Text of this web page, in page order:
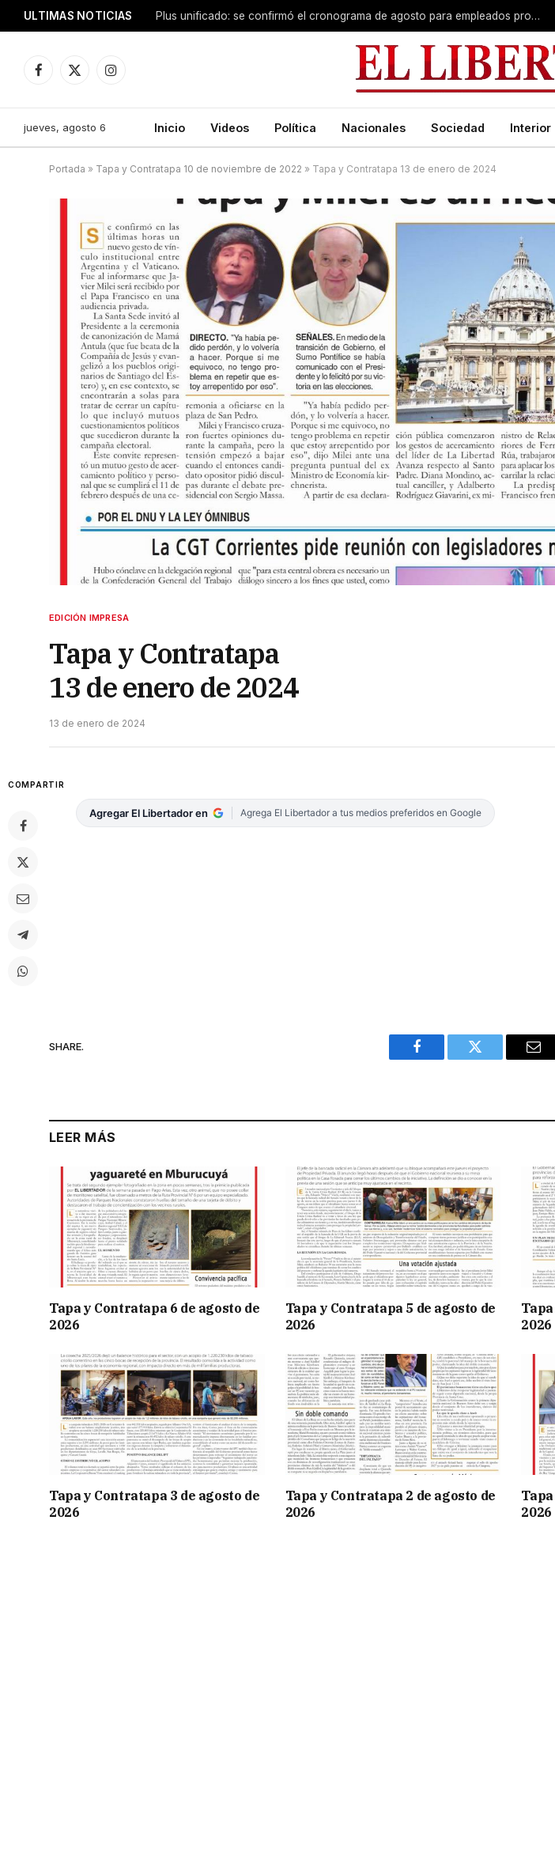
ULTIMAS NOTICIAS Plus unificado: se confirmó el cronograma de agosto para empleados provinciales
Facebook
X
Instagram
jueves, agosto 6 Inicio Videos Política Nacionales Sociedad Interior
Portada » Tapa y Contratapa 10 de noviembre de 2022 » Tapa y Contratapa 13 de enero de 2024
EDICIÓN IMPRESA
Tapa y Contratapa
13 de enero de 2024
13 de enero de 2024
COMPARTIR
Agregar El Libertador en Agrega El Libertador a tus medios preferidos en Google
SHARE.
Facebook Twitter
LEER MÁS
Tapa y Contratapa 6 de agosto de
2026
Tapa y Contratapa 5 de agosto de
2026
2026
Tapa y Contratapa 3 de agosto de
2026
Tapa y Contratapa 2 de agosto de
2026
2026